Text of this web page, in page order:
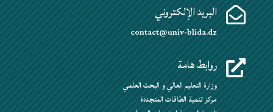
 البريد الإلكتروني
contact@univ-blida.dz
 روابط هامة
وزارة التعليم العالي و البحث العلمي
مركز تنمية الطاقات المتجددة